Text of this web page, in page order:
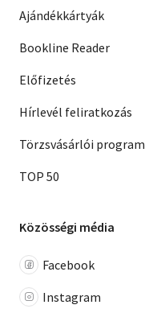
Ajándékkártyák
Bookline Reader
Előfizetés
Hírlevél feliratkozás
Törzsvásárlói program
TOP 50
Közösségi média
Facebook
Instagram